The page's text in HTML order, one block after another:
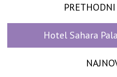
Hotel Sahara